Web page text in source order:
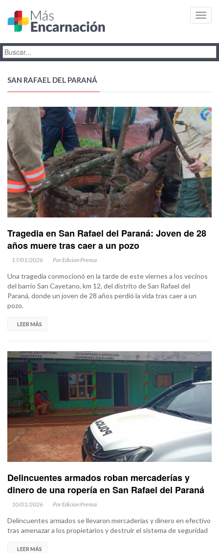
SAN RAFAEL DEL PARANÁ
Tragedia en San Rafael del Paraná: Joven de 28
años muere tras caer a un pozo
17/01/2026 Por Edicion Prensa
Una tragedia conmocionó en la tarde de este viernes a los vecinos
del barrio San Cayetano, km 12, del distrito de San Rafael del
Paraná, donde un joven de 28 años perdió la vida tras caer a un
pozo.
LEER MÁS
Delincuentes armados roban mercaderías y
dinero de una ropería en San Rafael del Paraná
10/01/2026 Por Edicion Prensa
Delincuentes armados se llevaron mercaderías y dinero en efectivo
tras amenazar a los propietarios y destruir el sistema de seguridad
LEER MÁS